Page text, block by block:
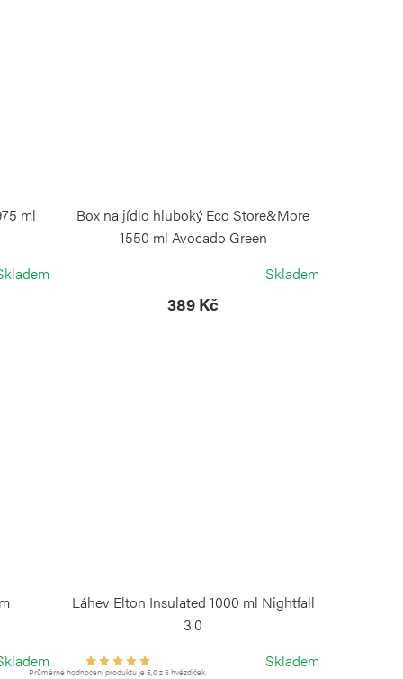
ml
Box na jídlo hluboký Eco Store&More
1550 ml Avocado Green
Skladem
389 Kč
Láhev Elton Insulated 1000 ml Nightfall
3.0
Průměrné hodnocení produktu je 5,0 z 5 hvězdiček.
Skladem